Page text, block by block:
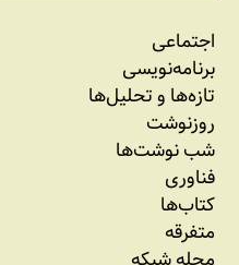
اجتماعی
برنامه‏‌نویسی
تازه‌‌ها و تحلیل‌ها
روزنوشت
شب نوشت‌ها
فناوری
کتاب‌ها
متفرقه